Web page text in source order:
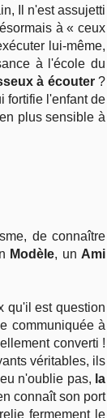
Il n'est assujetti
à « ceux
lui-même,
à l'école du
à écouter?
fortifie l'enfant de
plus sensible à
de connaître
Modèle, un Ami
qu'il est question
communiquée à
converti !
véritables, ils
n'oublie pas, la
connaît son port
fermement le